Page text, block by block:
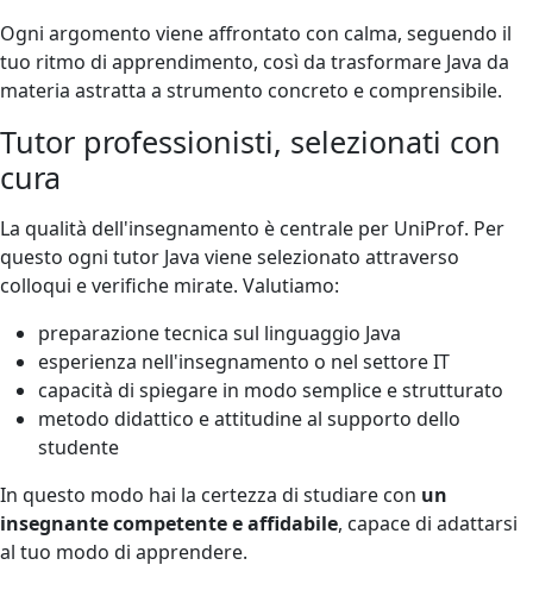
Ogni argomento viene affrontato con calma, seguendo il
tuo ritmo di apprendimento, così da trasformare Java da
materia astratta a strumento concreto e comprensibile.
Tutor professionisti, selezionati con
cura
La qualità dell'insegnamento è centrale per UniProf. Per
questo ogni tutor Java viene selezionato attraverso
colloqui e verifiche mirate. Valutiamo:
preparazione tecnica sul linguaggio Java
esperienza nell'insegnamento o nel settore IT
capacità di spiegare in modo semplice e strutturato
metodo didattico e attitudine al supporto dello
studente
In questo modo hai la certezza di studiare con un
insegnante competente e affidabile, capace di adattarsi
al tuo modo di apprendere.